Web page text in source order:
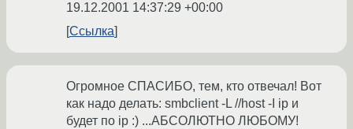
19.12.2001 14:37:29 +00:00
Ссылка
Огромное СПАСИБО, тем, кто отвечал! Вот
как надо делать: smbclient -L //host -I ip и
будет по ip :) ...АБСОЛЮТНО ЛЮБОМУ!